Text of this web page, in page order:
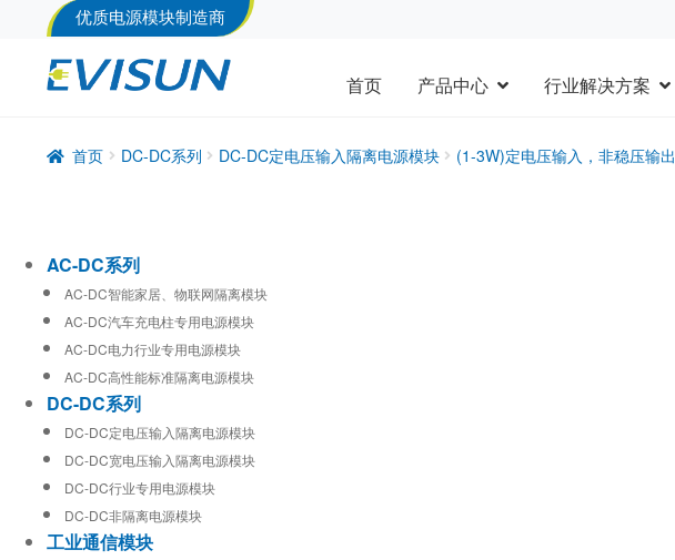
优质电源模块制造商
首页 产品中心 行业解决方案
首页 DC-DC系列 DC-DC定电压输入隔离电源模块 (1-3W)定电压输入，非稳压输出
AC-DC系列
AC-DC智能家居、物联网隔离模块
AC-DC汽车充电柱专用电源模块
AC-DC电力行业专用电源模块
AC-DC高性能标准隔离电源模块
DC-DC系列
DC-DC定电压输入隔离电源模块
DC-DC宽电压输入隔离电源模块
DC-DC行业专用电源模块
DC-DC非隔离电源模块
工业通信模块